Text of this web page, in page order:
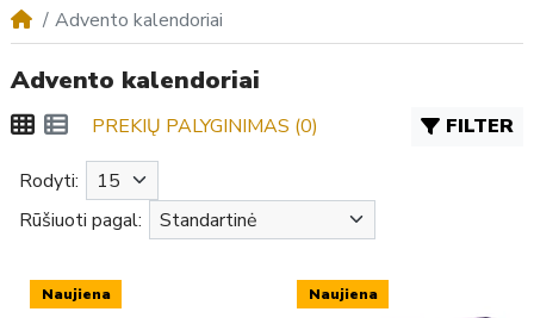
Advento kalendoriai
Advento kalendoriai
FILTER
PREKIŲ PALYGINIMAS (0)
Rodyti:
Rūšiuoti pagal:
Naujiena Naujiena